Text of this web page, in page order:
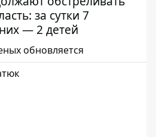
за сутки 7
— 2 детей
обновляется